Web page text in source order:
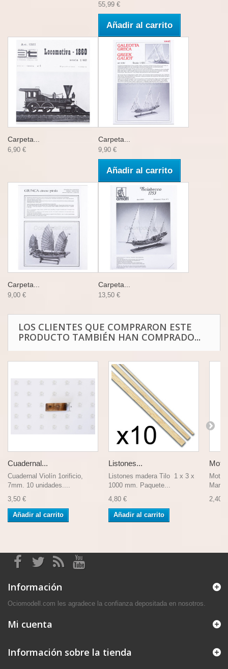
55,99 €
Añadir al carrito
Carpeta...
6,90 €
Carpeta...
9,90 €
Añadir al carrito
Carpeta...
9,00 €
Carpeta...
13,50 €
LOS CLIENTES QUE COMPRARON ESTE
PRODUCTO TAMBIÉN HAN COMPRADO...
Cuadernal...
Cuadernal Violín 1orificio,
7mm. 10 unidades....
3,50 €
Añadir al carrito
Listones...
Listones madera Tilo 1 x 3 x
1000 mm. Paquete...
4,80 €
Añadir al carrito
2,40 €
Información
Ociomodell.com les agradece la confianza depositada en nosotros.
Mi cuenta
Información sobre la tienda